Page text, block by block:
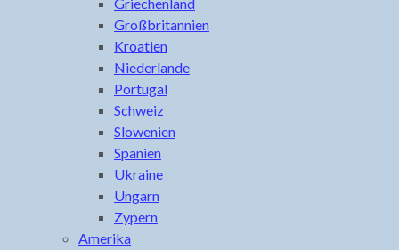
Großbritannien
Kroatien
Niederlande
Portugal
Schweiz
Slowenien
Spanien
Ukraine
Ungarn
Zypern
Amerika